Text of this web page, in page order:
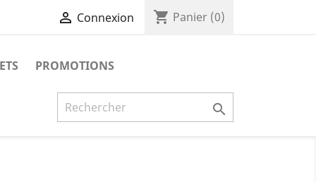
 Connexion shopping_cart Panier (0)
PROMOTIONS
